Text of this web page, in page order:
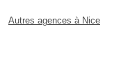
Autres agences à Nice